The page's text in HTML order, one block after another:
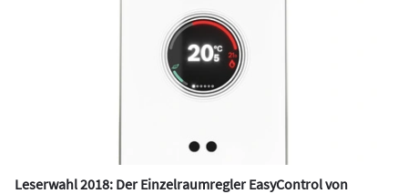
Leserwahl 2018: Der Einzelraumregler EasyControl von